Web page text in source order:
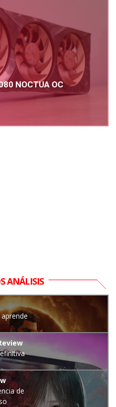
NOCTUA OC
ANÁLISIS
de